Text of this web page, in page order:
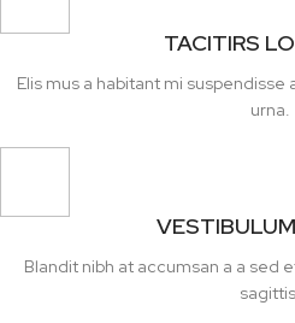
TACITIRS
Elis mus a habitant mi
urna.
Blandit nibh at accumsan a a sed